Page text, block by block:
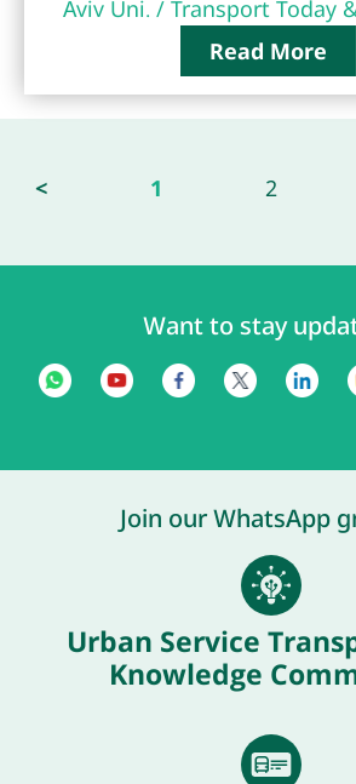
Aviv Uni. / Transport Today
Read More
< 1 2
Want to stay
Join our WhatsApp
Urban Service
Knowledge